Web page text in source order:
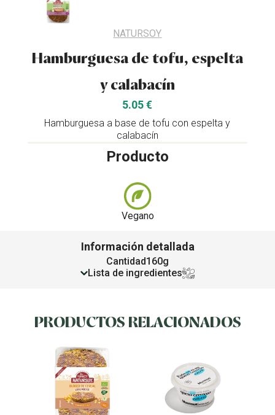
NATURSOY
Hamburguesa de tofu, espelta
y calabacín
5.05 €
Hamburguesa a base de tofu con espelta y
calabacín
Producto
Vegano
Información detallada
Cantidad160g
Lista de ingredientes
PRODUCTOS RELACIONADOS